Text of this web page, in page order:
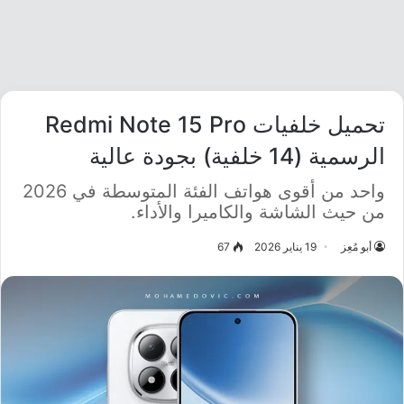
تحميل خلفيات Redmi Note 15 Pro
الرسمية (14 خلفية) بجودة عالية
واحد من أقوى هواتف الفئة المتوسطة في 2026
من حيث الشاشة والكاميرا والأداء.
أبو مُعِز 19 يناير 2026 67